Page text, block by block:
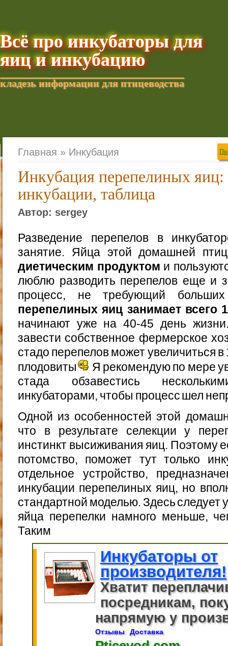
Всё про инкубаторы для
яиц и инкубацию
кладезь информации для птицеводства
Добавить текущую
Главная » Инкубация
Инкубация перепелиных
инкубации, таблица
Автор: sergey
Разведение перепелов в
занятие. Яйца этой домашней
диетическим продуктом и
люблю разводить перепелов еще и
процесс, не требующий
перепелиных яиц занимает всего
начинают уже на 40-45 день
завести собственное фермерское
стадо перепелов может увеличиться
плодовиты
Я рекомендую по мере
стада обзавестись
инкубаторами, чтобы процесс шел
Одной из особенностей этой
что в результате селекции у
инстинкт высиживания яиц. Поэтому
потомство, поможет тут только
отдельное устройство,
инкубации перепелиных яиц, но
стандартной моделью. Здесь следует
яйца перепелки намного меньше,
Таким
Инкубаторы от
производителя!
Хватит
посредникам,
напрямую у
Отзывы Доставка